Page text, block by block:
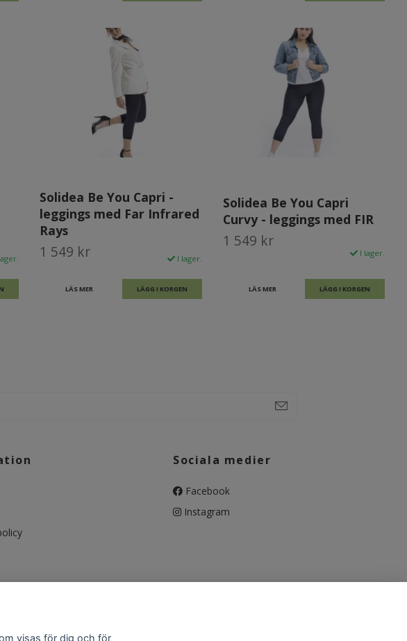
Solidea Be You Capri -
leggings med Far Infrared
Rays
1 549 kr I lager.
LÄS MER LÄGG I KORGEN
Solidea Be You Capri
Curvy - leggings med FIR
1 549 kr
I lager.
LÄS MER LÄGG I KORGEN
Sociala medier
Facebook
Instagram
visas för dig och för